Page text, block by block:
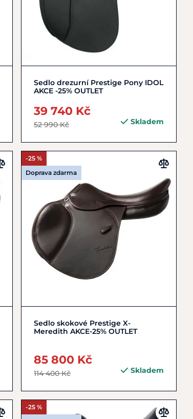
Zobrazit detail
Sedlo drezurní Prestige Pony IDOL
AKCE -25% OUTLET
39 740 Kč
52 990 Kč Skladem
-25 %
Doprava zdarma
Zobrazit detail
Sedlo skokové Prestige X-
Meredith AKCE-25% OUTLET
85 800 Kč
114 400 Kč Skladem
-25 %